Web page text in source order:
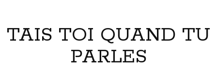
TAIS TOI QUAND TU
PARLES